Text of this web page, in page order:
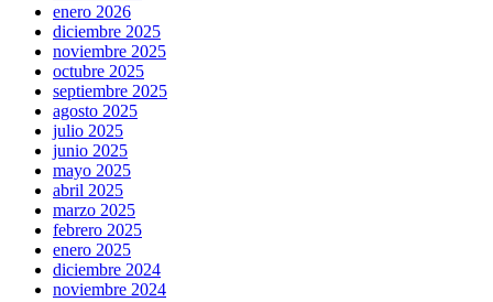
enero 2026
diciembre 2025
noviembre 2025
octubre 2025
septiembre 2025
agosto 2025
julio 2025
junio 2025
mayo 2025
abril 2025
marzo 2025
febrero 2025
enero 2025
diciembre 2024
noviembre 2024